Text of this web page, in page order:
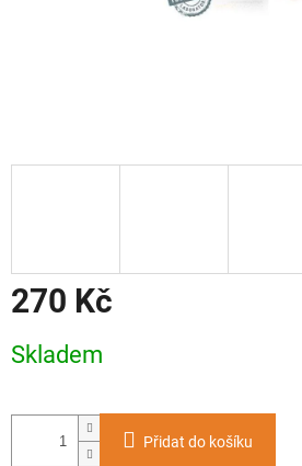
270 Kč
cena:
Skladem
Přidat do košíku